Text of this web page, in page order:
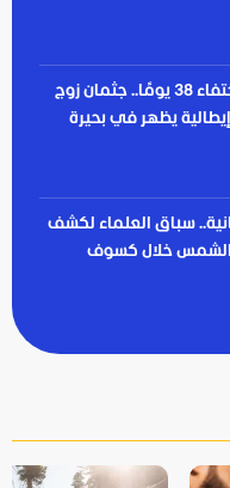
بعد اختفاء 38 يومًا.. جثمان زوج
إيطالية يظهر في بحيرة
ثانية.. سباق العلماء لكشف
الشمس خلال كسوف